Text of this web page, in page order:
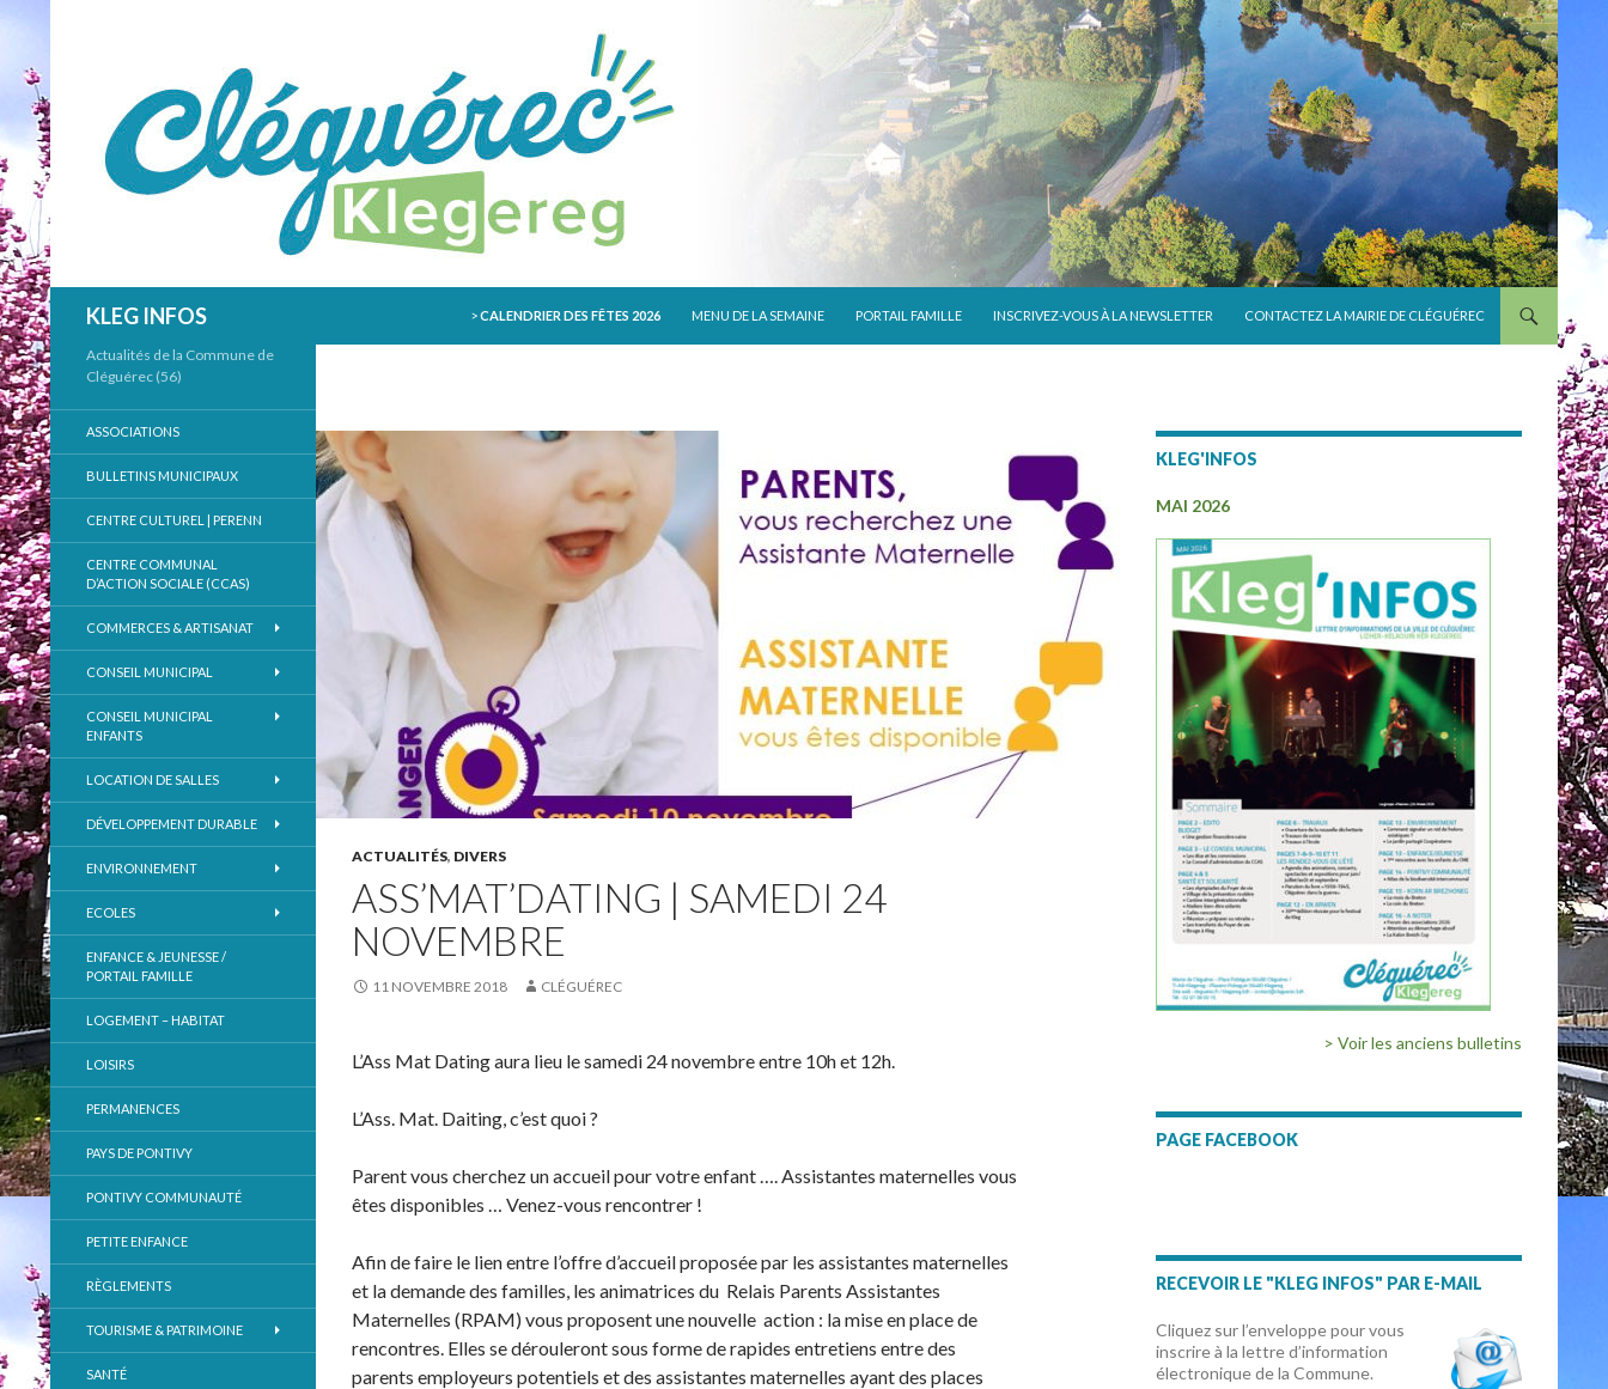
KLEG INFOS
>CALENDRIER DES FÊTES 2026 MENU DE LA SEMAINE PORTAIL FAMILLE INSCRIVEZ-VOUS À LA NEWSLETTER CONTACTEZ LA MAIRIE DE CLÉGUÉREC
ACTUALITÉS, DIVERS
ASS’MAT’DATING | SAMEDI 24
NOVEMBRE
11 NOVEMBRE 2018 CLÉGUÉREC
L’Ass Mat Dating aura lieu le samedi 24 novembre entre 10h et 12h.
L’Ass. Mat. Daiting, c’est quoi ?
Parent vous cherchez un accueil pour votre enfant …. Assistantes maternelles vous
êtes disponibles … Venez-vous rencontrer !
Afin de faire le lien entre l’offre d’accueil proposée par les assistantes maternelles
et la demande des familles, les animatrices du Relais Parents Assistantes
Maternelles (RPAM) vous proposent une nouvelle action : la mise en place de
rencontres. Elles se dérouleront sous forme de rapides entretiens entre des
parents employeurs potentiels et des assistantes maternelles ayant des places
KLEG'INFOS
MAI 2026
> Voir les anciens bulletins
PAGE FACEBOOK
RECEVOIR LE "KLEG INFOS" PAR E-MAIL
Cliquez sur l’enveloppe pour vous
inscrire à la lettre d’information
électronique de la Commune.
Actualités de la Commune de
Cléguérec (56)
ASSOCIATIONS
BULLETINS MUNICIPAUX
CENTRE CULTUREL | PERENN
CENTRE COMMUNAL
D’ACTION SOCIALE (CCAS)
COMMERCES & ARTISANAT
CONSEIL MUNICIPAL
CONSEIL MUNICIPAL
ENFANTS
LOCATION DE SALLES
DÉVELOPPEMENT DURABLE
ENVIRONNEMENT
ECOLES
ENFANCE & JEUNESSE /
PORTAIL FAMILLE
LOGEMENT – HABITAT
LOISIRS
PERMANENCES
PAYS DE PONTIVY
PONTIVY COMMUNAUTÉ
PETITE ENFANCE
RÈGLEMENTS
TOURISME & PATRIMOINE
SANTÉ